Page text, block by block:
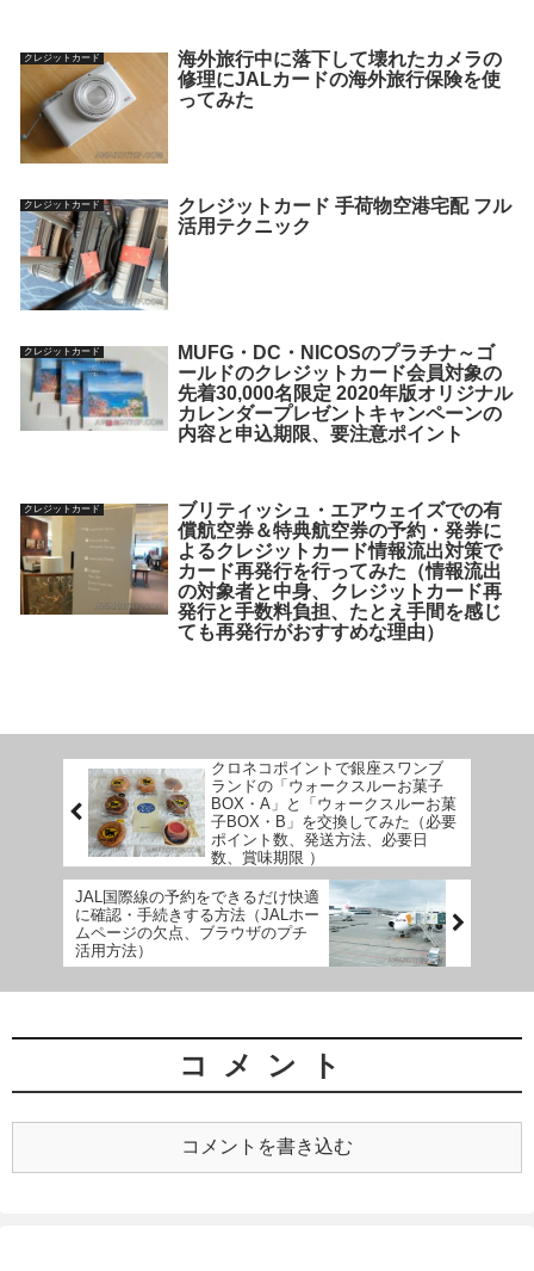
クレジットカード
海外旅行中に落下して壊れたカメラの
修理にJALカードの海外旅行保険を使
ってみた
クレジットカード
クレジットカード 手荷物空港宅配 フル
活用テクニック
クレジットカード
MUFG・DC・NICOSのプラチナ～ゴ
ールドのクレジットカード会員対象の
先着30,000名限定 2020年版オリジナル
カレンダープレゼントキャンペーンの
内容と申込期限、要注意ポイント
クレジットカード
ブリティッシュ・エアウェイズでの有
償航空券＆特典航空券の予約・発券に
よるクレジットカード情報流出対策で
カード再発行を行ってみた（情報流出
の対象者と中身、クレジットカード再
発行と手数料負担、たとえ手間を感じ
ても再発行がおすすめな理由）
クロネコポイントで銀座スワンブ
ランドの「ウォークスルーお菓子
BOX・A」と「ウォークスルーお菓
子BOX・B」を交換してみた（必要
ポイント数、発送方法、必要日
数、賞味期限 ）
JAL国際線の予約をできるだけ快適
に確認・手続きする方法（JALホー
ムページの欠点、ブラウザのプチ
活用方法）
コメント
コメントを書き込む